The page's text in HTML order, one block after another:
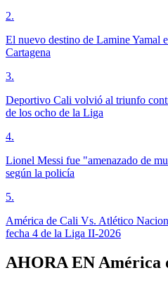
2.
El nuevo destino de Lamine Yamal
Cartagena
3.
Deportivo Cali volvió al triunfo
de los ocho de la Liga
4.
Lionel Messi fue "amenazado de
según la policía
5.
América de Cali Vs. Atlético
fecha 4 de la Liga II-2026
AHORA ENAmérica